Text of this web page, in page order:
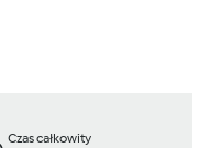
Czas całkowity